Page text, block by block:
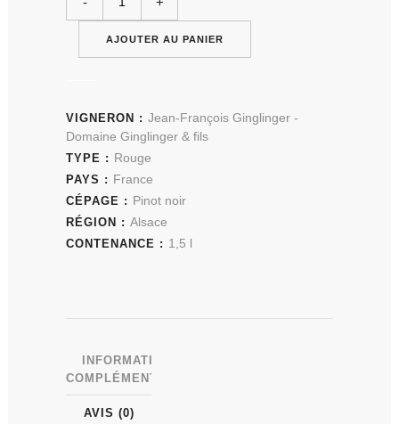
AJOUTER AU PANIER
VIGNERON : Jean-François Ginglinger -
Domaine Ginglinger & fils
TYPE : Rouge
PAYS : France
CÉPAGE : Pinot noir
RÉGION : Alsace
CONTENANCE : 1,5 l
INFORMATIONS
COMPLÉMENTAIRES
AVIS (0)